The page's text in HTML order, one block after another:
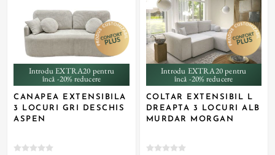
Introdu EXTRA20 pentru
încă -20% reducere
CANAPEA EXTENSIBILA
3 LOCURI GRI DESCHIS
ASPEN
Introdu EXTRA20 pentru
încă -20% reducere
COLTAR EXTENSIBIL L
DREAPTA 3 LOCURI ALB
MURDAR MORGAN